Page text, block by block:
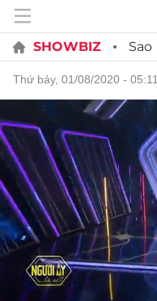
SHOWBIZ Sao
thứ bảy, 01/08/2020 - 05:11